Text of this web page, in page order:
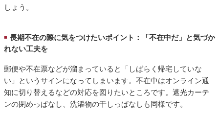
しょう。
■ 長期不在の際に気をつけたいポイント：「不在中だ」と気づか
れない工夫を
郵便や不在票などが溜まっていると「しばらく帰宅していな
い」というサインになってしまいます。不在中はオンライン通
知に切り替えるなどの対応を図りたいところです。遮光カーテ
ンの閉めっぱなし、洗濯物の干しっぱなしも同様です。